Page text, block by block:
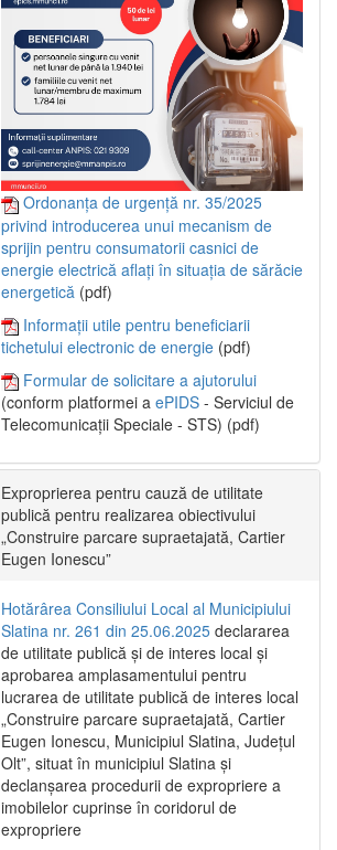
Ordonanța de urgență nr. 35/2025
privind introducerea unui mecanism de
sprijin pentru consumatorii casnici de
energie electrică aflați în situația de sărăcie
energetică (pdf)
Informații utile pentru beneficiarii
tichetului electronic de energie (pdf)
Formular de solicitare a ajutorului
(conform platformei a ePIDS - Serviciul de
Telecomunicații Speciale - STS) (pdf)
Exproprierea pentru cauză de utilitate
publică pentru realizarea obiectivului
„Construire parcare supraetajată, Cartier
Eugen Ionescu”
Hotărârea Consiliului Local al Municipiului
Slatina nr. 261 din 25.06.2025 declararea
de utilitate publică și de interes local și
aprobarea amplasamentului pentru
lucrarea de utilitate publică de interes local
„Construire parcare supraetajată, Cartier
Eugen Ionescu, Municipiul Slatina, Județul
Olt”, situat în municipiul Slatina și
declanșarea procedurii de expropriere a
imobilelor cuprinse în coridorul de
expropriere